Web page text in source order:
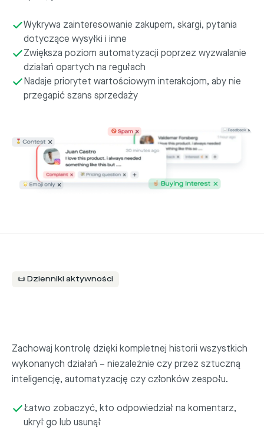
Wykrywa zainteresowanie zakupem, skargi, pytania
dotyczące wysyłki i inne
Zwiększa poziom automatyzacji poprzez wyzwalanie
działań opartych na regułach
Nadaje priorytet wartościowym interakcjom, aby nie
przegapić szans sprzedaży
📜 Dzienniki aktywności
Zachowaj kontrolę dzięki kompletnej historii wszystkich
wykonanych działań – niezależnie czy przez sztuczną
inteligencję, automatyzację czy członków zespołu.
Łatwo zobaczyć, kto odpowiedział na komentarz,
ukrył go lub usunął